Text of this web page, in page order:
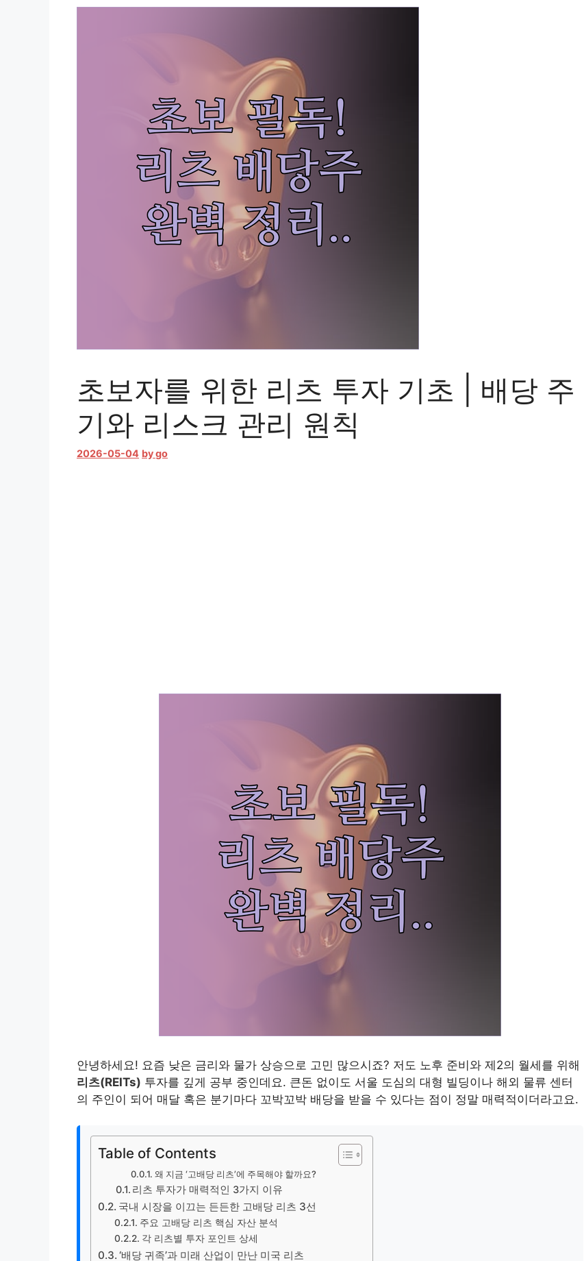
초보자를 위한 리츠 투자 기초 | 배당 주
기와 리스크 관리 원칙
2026-05-04 bygo
안녕하세요! 요즘 낮은 금리와 물가 상승으로 고민 많으시죠? 저도 노후 준비와 제2의 월세를 위해
리츠(REITs) 투자를 깊게 공부 중인데요. 큰돈 없이도 서울 도심의 대형 빌딩이나 해외 물류 센터
의 주인이 되어 매달 혹은 분기마다 꼬박꼬박 배당을 받을 수 있다는 점이 정말 매력적이더라고요.
Table of Contents
왜 지금 ‘고배당 리츠’에 주목해야 할까요?
리츠 투자가 매력적인 3가지 이유
국내 시장을 이끄는 든든한 고배당 리츠 3선
주요 고배당 리츠 핵심 자산 분석
각 리츠별 투자 포인트 상세
‘배당 귀족’과 미래 산업이 만난 미국 리츠